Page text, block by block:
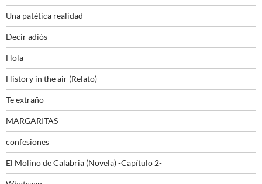
Una patética realidad
Decir adiós
Hola
History in the air (Relato)
Te extraño
MARGARITAS
confesiones
El Molino de Calabria (Novela) -Capítulo 2-